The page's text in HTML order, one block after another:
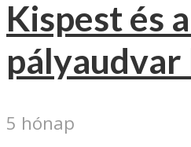
Kispest és
5 hónap